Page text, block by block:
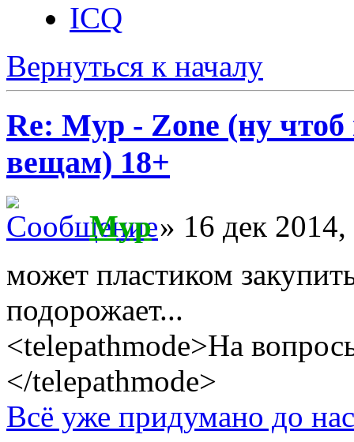
ICQ
Вернуться к началу
Re: Myp - Zone (ну
вещам) 18+
Myp» 16 дек 2014,
может пластиком
подорожает...
<telepathmode>На
</telepathmode>
Всё уже придумано до